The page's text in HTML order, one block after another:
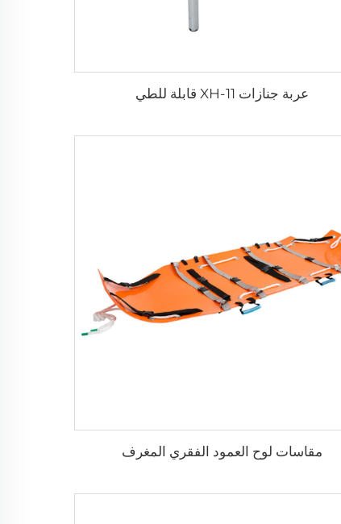
عربة جنازات XH-11 قابلة للطي
مقاسات لوح العمود الفقري المغرف